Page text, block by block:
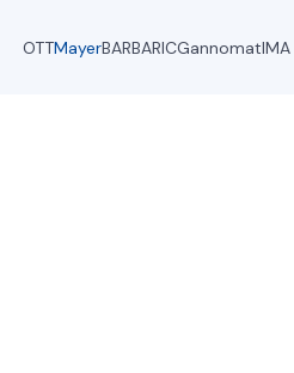
OTTMayerBARBARICGannomat